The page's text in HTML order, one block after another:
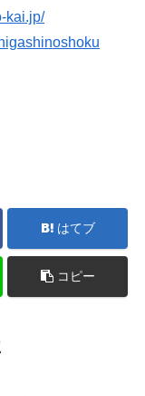
kai.jp/
はてブ
コピー